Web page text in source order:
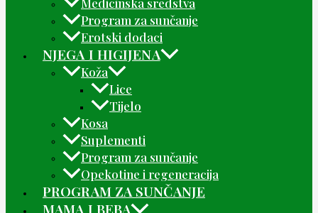
Program za sunčanje
Erotski dodaci
NJEGA I HIGIJENA
Koža
Lice
Tijelo
Kosa
Suplementi
Program za sunčanje
Opekotine i regeneracija
PROGRAM ZA SUNČANJE
MAMA I BEBA